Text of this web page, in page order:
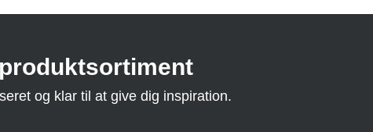
og klar til at give dig inspiration.